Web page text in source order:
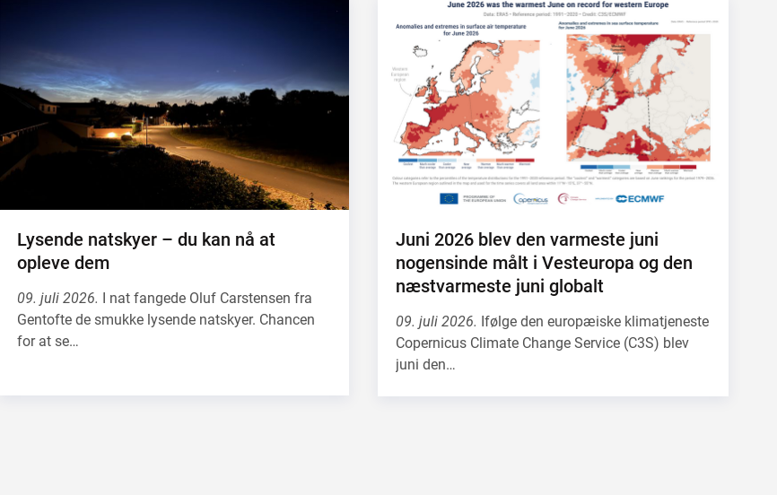
Lysende natskyer – du kan nå at
opleve dem
09. juli 2026.
I nat fangede Oluf Carstensen fra
Gentofte de smukke lysende natskyer. Chancen
for at se…
Juni 2026 blev den varmeste juni
nogensinde målt i Vesteuropa og den
næstvarmeste juni globalt
09. juli 2026. Ifølge den europæiske klimatjeneste
Copernicus Climate Change Service (C3S) blev
juni den…